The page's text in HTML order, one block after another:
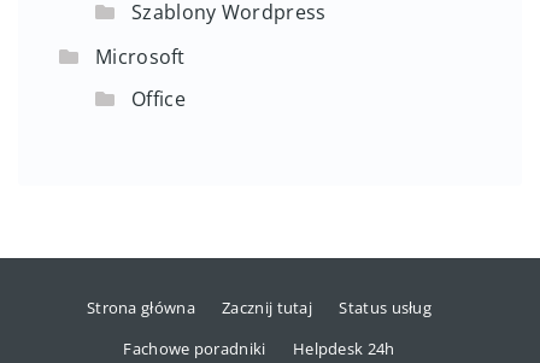
Szablony Wordpress
Microsoft
Office
Strona główna Zacznij tutaj
Status usług
Fachowe poradniki
Helpdesk 24h